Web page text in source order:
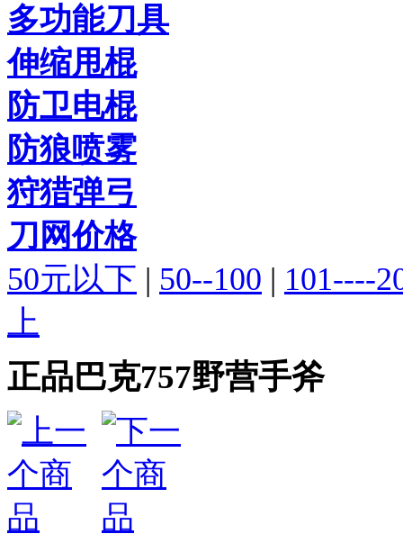
多功能刀具
伸缩甩棍
防卫电棍
防狼喷雾
狩猎弹弓
刀网价格
50元以下 | 50--100 | 101----
上
正品巴克757野营手斧